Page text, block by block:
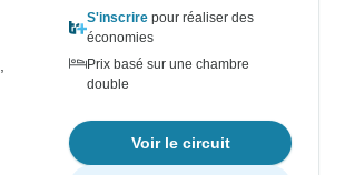
S'inscrire pour réaliser des
économies
Prix basé sur une chambre
double
Voir le circuit